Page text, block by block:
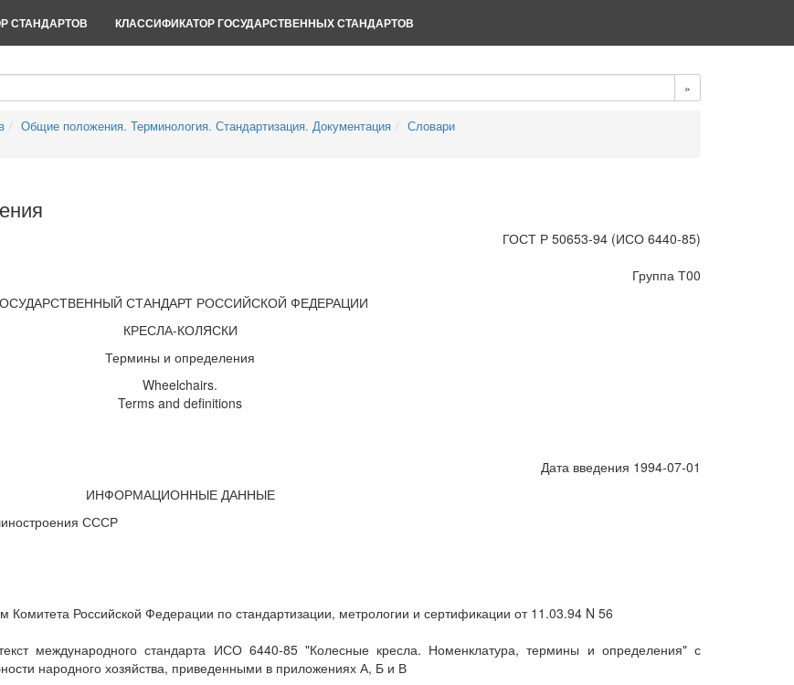
СТАНДАРТОВ КЛАССИФИКАТОР ГОСУДАРСТВЕННЫХ СТАНДАРТОВ
»
Общие положения. Терминология. Стандартизация. Документация
Словари
ГОСТ Р 50653-94 (ИСО 6440-85)
Группа Т00
СТАНДАРТ РОССИЙСКОЙ ФЕДЕРАЦИИ
КРЕСЛА-КОЛЯСКИ
Термины и определения
Wheelchairs.
Terms and definitions
Дата введения 1994-07-01
ИНФОРМАЦИОННЫЕ ДАННЫЕ
СССР
Российской Федерации по стандартизации, метрологии и сертификации от 11.03.94 N 56
международного стандарта ИСО 6440-85 "Колесные кресла. Номенклатура, термины и определения" с
народного хозяйства, приведенными в приложениях А, Б и В